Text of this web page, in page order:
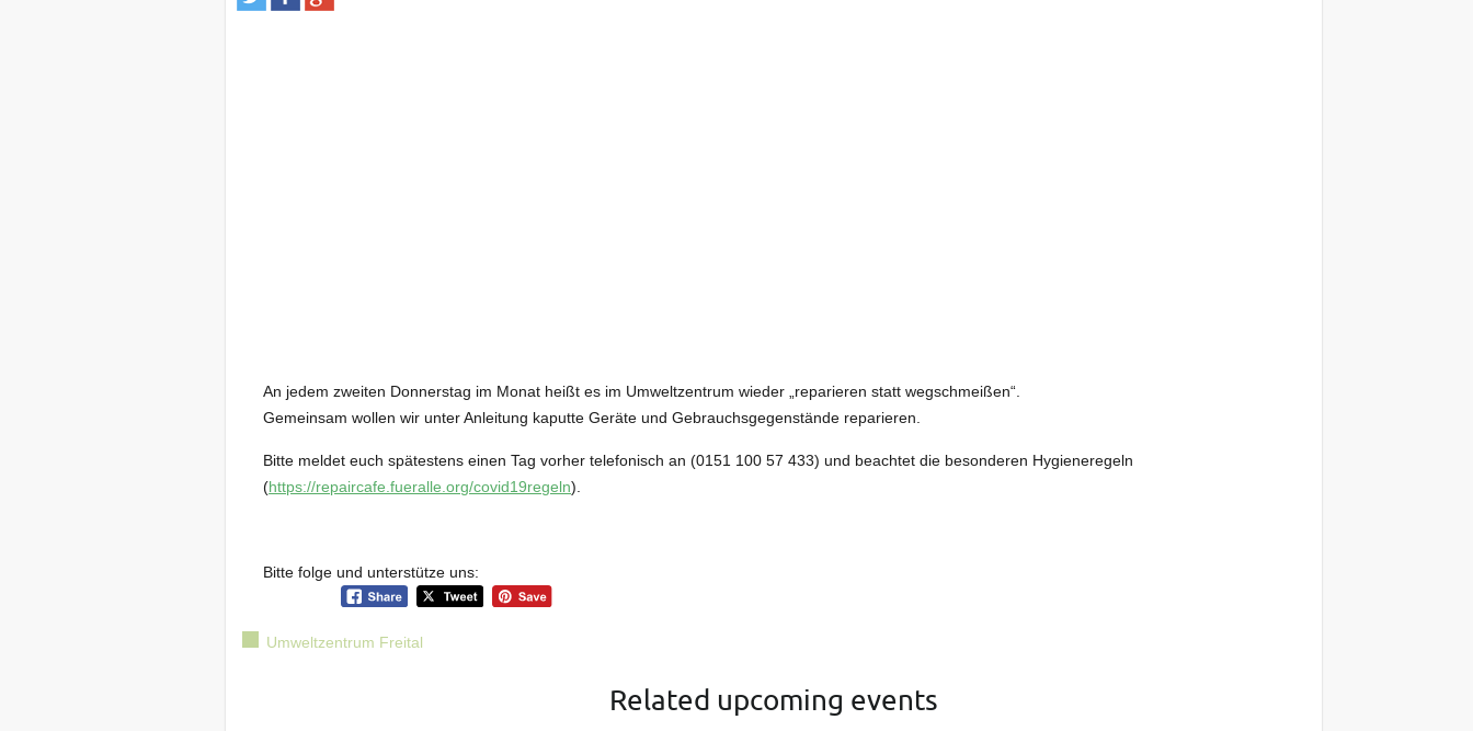
An jedem zweiten Donnerstag im Monat heißt es im Umweltzentrum wieder „reparieren statt wegschmeißen“.
Gemeinsam wollen wir unter Anleitung kaputte Geräte und Gebrauchsgegenstände reparieren.
Bitte meldet euch spätestens einen Tag vorher telefonisch an (0151 100 57 433) und beachtet die besonderen Hygieneregeln
(https://repaircafe.fueralle.org/covid19regeln).
Bitte folge und unterstütze uns:
Umweltzentrum Freital
Related upcoming events